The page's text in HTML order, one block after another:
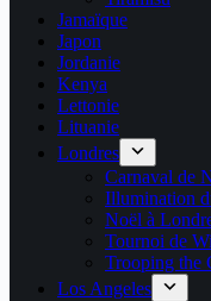
Jamaïque
Japon
Jordanie
Kenya
Lettonie
Lituanie
Londres
Carnaval de
Illumination
Noël à
Tournoi de
Trooping the
Los Angeles